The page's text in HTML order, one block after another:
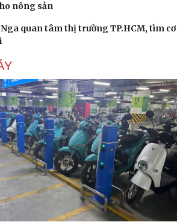
nông sản
quan tâm thị trường TP.HCM, tìm cơ